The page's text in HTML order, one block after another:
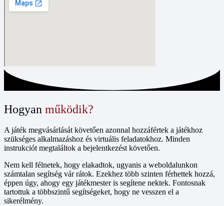
Hogyan működik?
A játék megvásárlását követően azonnal hozzáfértek a játékhoz
szükséges alkalmazáshoz és virtuális feladatokhoz. Minden
instrukciót megtaláltok a bejelentkezést követően.
Nem kell félnetek, hogy elakadtok, ugyanis a weboldalunkon
számtalan segítség vár rátok. Ezekhez több szinten férhettek hozzá,
éppen úgy, ahogy egy játékmester is segítene nektek. Fontosnak
tartottuk a többszintű segítségeket, hogy ne vesszen el a
sikerélmény.